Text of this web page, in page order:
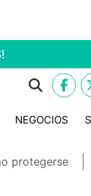
NEGOCIOS
protegerse